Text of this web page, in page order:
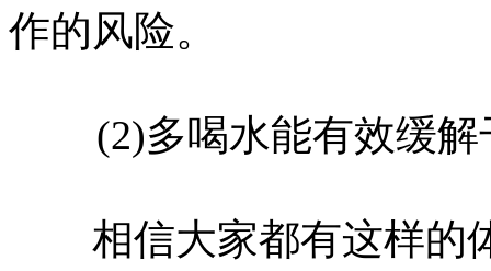
作的风险。
(2)多喝水能有效缓解
相信大家都有这样的